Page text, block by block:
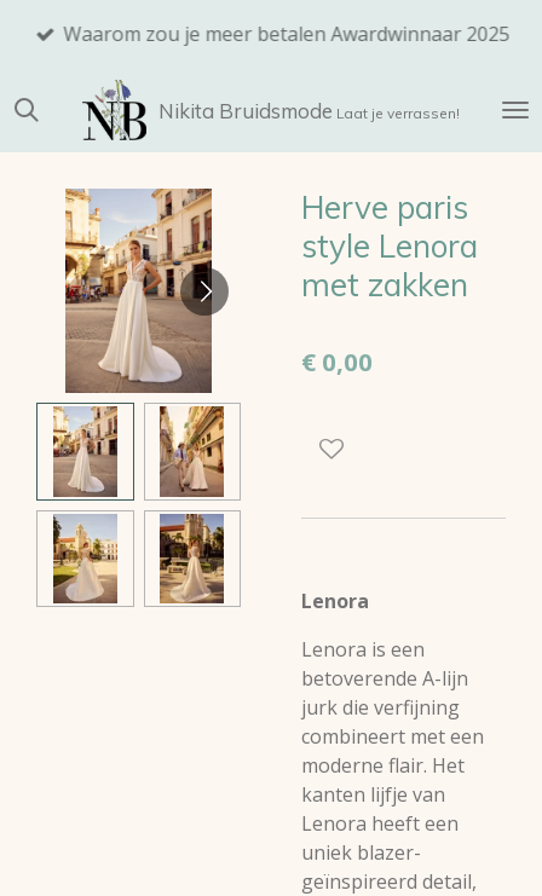
de
hoofdinhoud
Nikita Bruidsmode Laat je verrassen!
Waarom zou je meer betalen Awardwinnaar 2025
Herve paris
style Lenora
met zakken
€ 0,00
Lenora
Lenora is een
betoverende A-lijn
jurk die verfijning
combineert met een
moderne flair. Het
kanten lijfje van
Lenora heeft een
uniek blazer-
geïnspireerd detail,